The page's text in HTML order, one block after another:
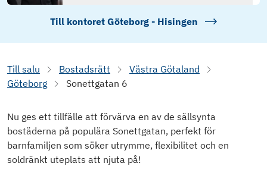
Till kontoret Göteborg - Hisingen
Till salu Bostadsrätt
Västra Götaland
Göteborg
Sonettgatan 6
Nu ges ett tillfälle att förvärva en av de sällsynta
bostäderna på populära Sonettgatan, perfekt för
barnfamiljen som söker utrymme, flexibilitet och en
soldränkt uteplats att njuta på!